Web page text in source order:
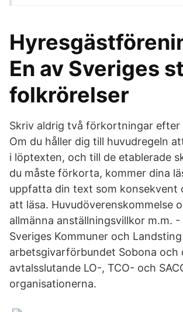
En av Sveriges
folkrörelser
Skriv aldrig två förkortningar efter
Om du håller dig till huvudregeln
i löptexten, och till de etablerade
du måste förkorta, kommer dina
uppfatta din text som konsekvent
att läsa. Huvudöverenskommelse
allmänna anställningsvillkor m.m. -
Sveriges Kommuner och
arbetsgivarförbundet Sobona och
avtalsslutande LO-, TCO- och
organisationerna.